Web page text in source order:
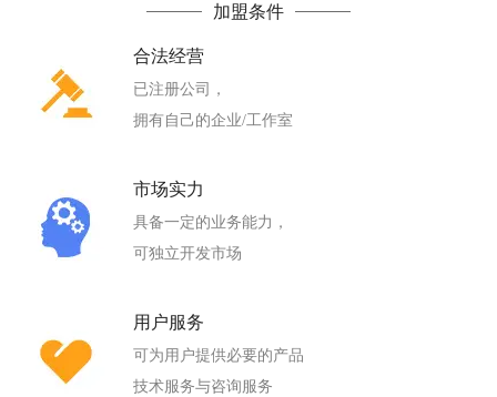
加盟条件
合法经营
已注册公司，
拥有自己的企业/工作室
市场实力
具备一定的业务能力，
可独立开发市场
用户服务
可为用户提供必要的产品
技术服务与咨询服务